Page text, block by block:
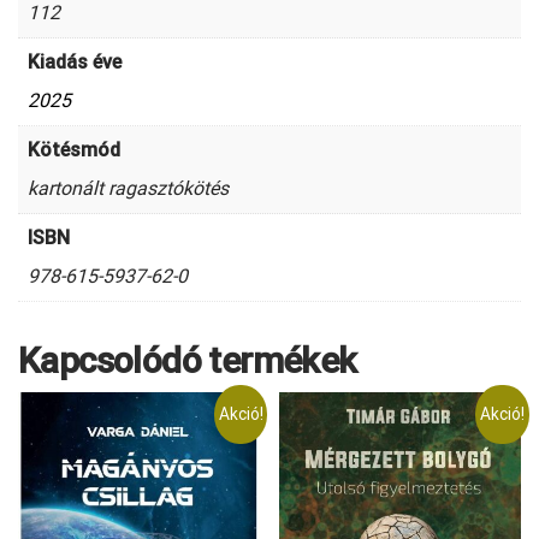
112
Kiadás éve
2025
Kötésmód
kartonált ragasztókötés
ISBN
978-615-5937-62-0
Kapcsolódó termékek
Akció! Akció!